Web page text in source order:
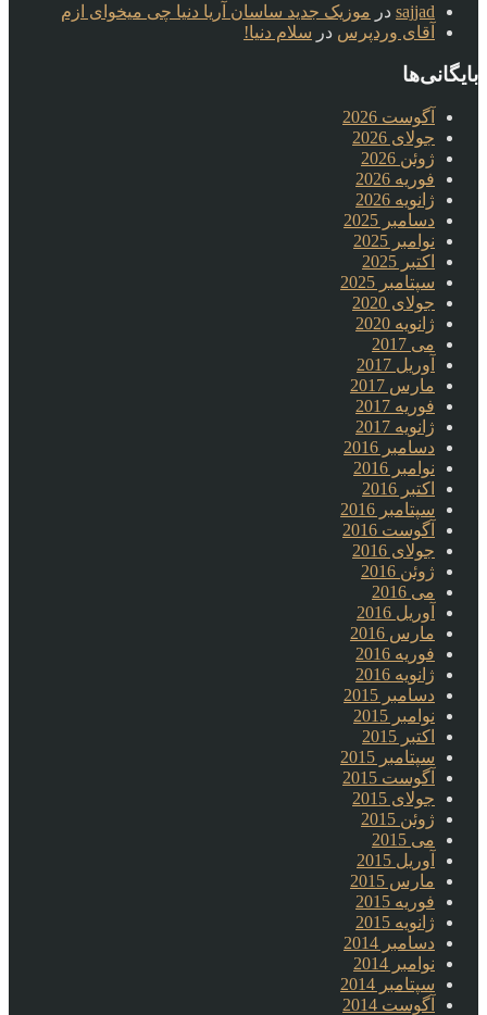
sajjad در موزیک جدید ساسان آریا دنیا چی میخوای ازم
آقای وردپرس در سلام دنیا!
بایگانی‌ها
آگوست 2026
جولای 2026
ژوئن 2026
فوریه 2026
ژانویه 2026
دسامبر 2025
نوامبر 2025
اکتبر 2025
سپتامبر 2025
جولای 2020
ژانویه 2020
می 2017
آوریل 2017
مارس 2017
فوریه 2017
ژانویه 2017
دسامبر 2016
نوامبر 2016
اکتبر 2016
سپتامبر 2016
آگوست 2016
جولای 2016
ژوئن 2016
می 2016
آوریل 2016
مارس 2016
فوریه 2016
ژانویه 2016
دسامبر 2015
نوامبر 2015
اکتبر 2015
سپتامبر 2015
آگوست 2015
جولای 2015
ژوئن 2015
می 2015
آوریل 2015
مارس 2015
فوریه 2015
ژانویه 2015
دسامبر 2014
نوامبر 2014
سپتامبر 2014
آگوست 2014